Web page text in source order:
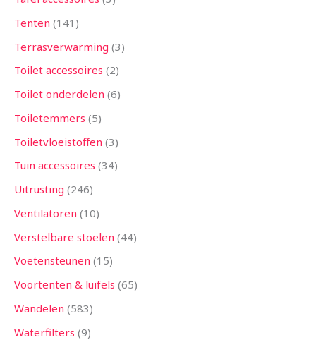
Tenten 141
Terrasverwarming 3
Toilet accessoires 2
Toilet onderdelen 6
Toiletemmers 5
Toiletvloeistoffen 3
Tuin accessoires 34
Uitrusting 246
Ventilatoren 10
Verstelbare stoelen 44
Voetensteunen 15
Voortenten & luifels 65
Wandelen 583
Waterfilters 9